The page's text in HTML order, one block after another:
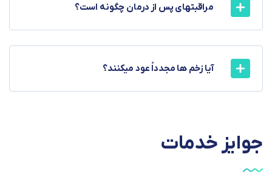
مراقبتهای پس از درمان چگونه است؟
آیا زخم ها مجدداً عود میکنند؟
جوایزخدمات